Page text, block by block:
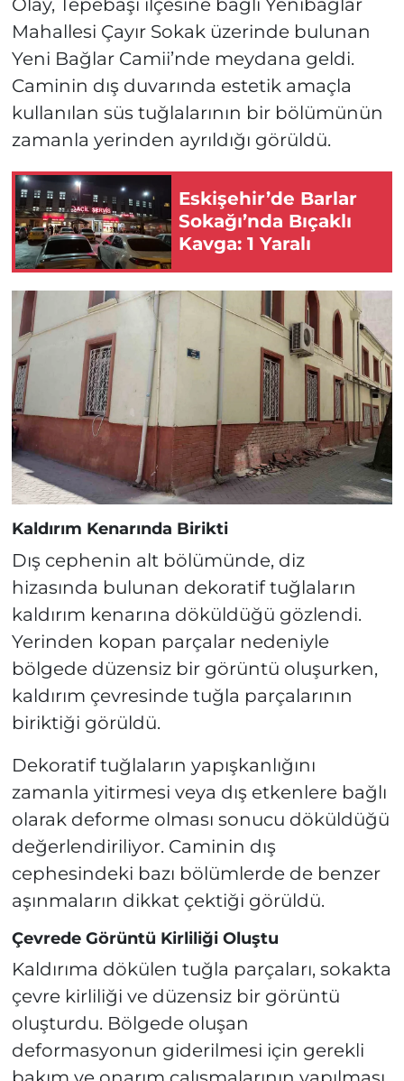
Olay, Tepebaşı ilçesine bağlı Yenibağlar
Mahallesi Çayır Sokak üzerinde bulunan
Yeni Bağlar Camii’nde meydana geldi.
Caminin dış duvarında estetik amaçla
kullanılan süs tuğlalarının bir bölümünün
zamanla yerinden ayrıldığı görüldü.
Eskişehir’de Barlar
Sokağı’nda Bıçaklı
Kavga: 1 Yaralı
Kaldırım Kenarında Birikti
Dış cephenin alt bölümünde, diz
hizasında bulunan dekoratif tuğlaların
kaldırım kenarına döküldüğü gözlendi.
Yerinden kopan parçalar nedeniyle
bölgede düzensiz bir görüntü oluşurken,
kaldırım çevresinde tuğla parçalarının
biriktiği görüldü.
Dekoratif tuğlaların yapışkanlığını
zamanla yitirmesi veya dış etkenlere bağlı
olarak deforme olması sonucu döküldüğü
değerlendiriliyor. Caminin dış
cephesindeki bazı bölümlerde de benzer
aşınmaların dikkat çektiği görüldü.
Çevrede Görüntü Kirliliği Oluştu
Kaldırıma dökülen tuğla parçaları, sokakta
çevre kirliliği ve düzensiz bir görüntü
oluşturdu. Bölgede oluşan
deformasyonun giderilmesi için gerekli